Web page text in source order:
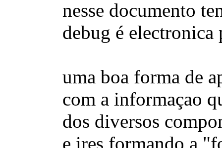
nesse documento
debug é electronica
uma boa forma de
com a informaçao
dos diversos
e ires formando a